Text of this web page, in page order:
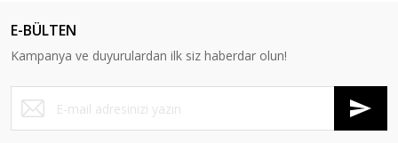
E-BÜLTEN
Kampanya ve duyurulardan ilk siz haberdar olun!